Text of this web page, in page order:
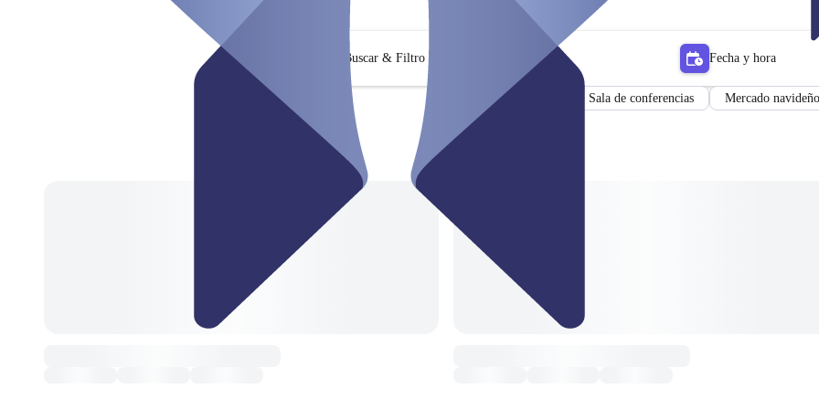
Buscar & Filtro Fecha y hora
Sala de conferencias Mercado navideño